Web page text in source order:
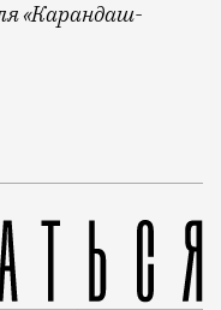
«Карандаш-
Старица в